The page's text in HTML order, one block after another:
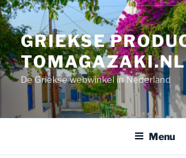
Ga
naar
de
inhoud
GRIEKSE
TOMAGAZAKI.NL
De Griekse webwinkel in Nederland
Menu